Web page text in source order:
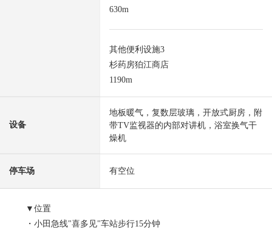
630m
其他便利设施3
杉药房狛江商店
1190m
设备
地板暖气，复数层玻璃，开放式厨房，附
带TV监视器的内部对讲机，浴室换气干
燥机
停车场 有空位
▼位置
・小田急线"喜多见"车站步行15分钟